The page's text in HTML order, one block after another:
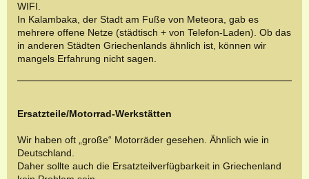
WIFI.
In Kalambaka, der Stadt am Fuße von Meteora, gab es
mehrere offene Netze (städtisch + von Telefon-Laden). Ob das
in anderen Städten Griechenlands ähnlich ist, können wir
mangels Erfahrung nicht sagen.
Ersatzteile/Motorrad-Werkstätten
Wir haben oft „große“ Motorräder gesehen. Ähnlich wie in
Deutschland.
Daher sollte auch die Ersatzteilverfügbarkeit in Griechenland